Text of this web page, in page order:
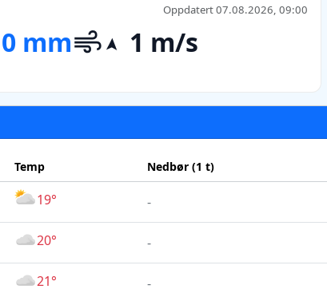
Oppdatert 07.08.2026, 09:00
0 mm 1 m/s
Temp Nedbør (1 t)
19° -
20° -
21° -